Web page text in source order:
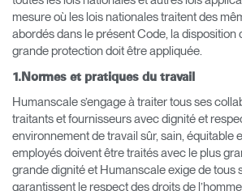
mesure où les lois nationales traitent des
abordés dans le présent Code, la disposition
grande protection doit être appliquée.
1.Normes et pratiques du travail
Humanscale s’engage à traiter tous ses
traitants et fournisseurs avec dignité et
environnement de travail sûr, sain, équitable
employés doivent être traités avec le plus
grande dignité et Humanscale exige de tous
garantissent le respect des droits de